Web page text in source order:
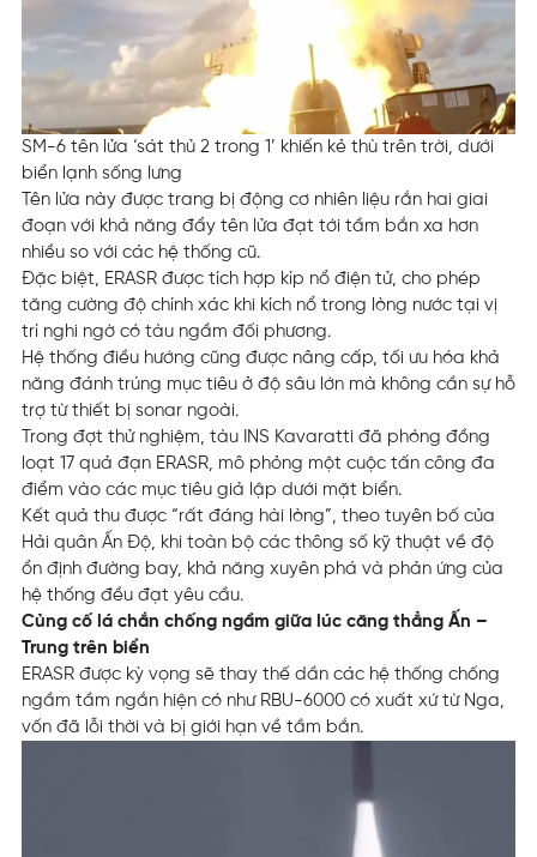
SM-6 tên lửa ‘sát thủ 2 trong 1’ khiến kẻ thù trên trời, dưới
biển lạnh sống lưng
Tên lửa này được trang bị động cơ nhiên liệu rắn hai giai
đoạn với khả năng đẩy tên lửa đạt tới tầm bắn xa hơn
nhiều so với các hệ thống cũ.
Đặc biệt, ERASR được tích hợp kíp nổ điện tử, cho phép
tăng cường độ chính xác khi kích nổ trong lòng nước tại vị
trí nghi ngờ có tàu ngầm đối phương.
Hệ thống điều hướng cũng được nâng cấp, tối ưu hóa khả
năng đánh trúng mục tiêu ở độ sâu lớn mà không cần sự hỗ
trợ từ thiết bị sonar ngoài.
Trong đợt thử nghiệm, tàu INS Kavaratti đã phóng đồng
loạt 17 quả đạn ERASR, mô phỏng một cuộc tấn công đa
điểm vào các mục tiêu giả lập dưới mặt biển.
Kết quả thu được “rất đáng hài lòng”, theo tuyên bố của
Hải quân Ấn Độ, khi toàn bộ các thông số kỹ thuật về độ
ổn định đường bay, khả năng xuyên phá và phản ứng của
hệ thống đều đạt yêu cầu.
Củng cố lá chắn chống ngầm giữa lúc căng thẳng Ấn –
Trung trên biển
ERASR được kỳ vọng sẽ thay thế dần các hệ thống chống
ngầm tầm ngắn hiện có như RBU-6000 có xuất xứ từ Nga,
vốn đã lỗi thời và bị giới hạn về tầm bắn.